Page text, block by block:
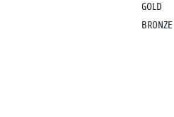
GOLD
BRONZE